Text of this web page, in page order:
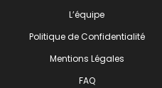
L’équipe
Politique de Confidentialité
Mentions Légales
FAQ